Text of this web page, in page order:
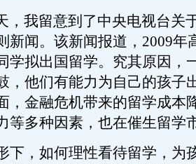
，我留意到了中央电视台关
新闻。该新闻报道，2009年
学拟出国留学。究其原因，
，他们有能力为自己的孩子
，金融危机带来的留学成本
等多种因素，也在催生留学
，如何理性看待留学，为